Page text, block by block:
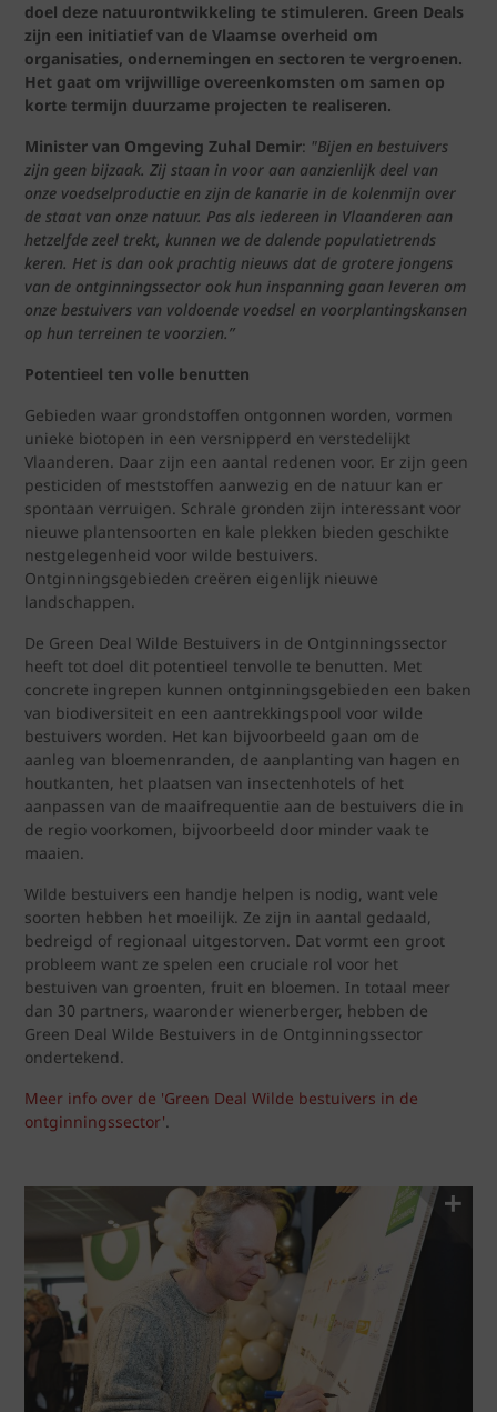
doel deze natuurontwikkeling te stimuleren. Green Deals
zijn een initiatief van de Vlaamse overheid om
organisaties, ondernemingen en sectoren te vergroenen.
Het gaat om vrijwillige overeenkomsten om samen op
korte termijn duurzame projecten te realiseren.
Minister van Omgeving Zuhal Demir: "Bijen en bestuivers
zijn geen bijzaak. Zij staan in voor aan aanzienlijk deel van
onze voedselproductie en zijn de kanarie in de kolenmijn over
de staat van onze natuur. Pas als iedereen in Vlaanderen aan
hetzelfde zeel trekt, kunnen we de dalende populatietrends
keren. Het is dan ook prachtig nieuws dat de grotere jongens
van de ontginningssector ook hun inspanning gaan leveren om
onze bestuivers van voldoende voedsel en voorplantingskansen
op hun terreinen te voorzien.”
Potentieel ten volle benutten
Gebieden waar grondstoffen ontgonnen worden, vormen
unieke biotopen in een versnipperd en verstedelijkt
Vlaanderen. Daar zijn een aantal redenen voor. Er zijn geen
pesticiden of meststoffen aanwezig en de natuur kan er
spontaan verruigen. Schrale gronden zijn interessant voor
nieuwe plantensoorten en kale plekken bieden geschikte
nestgelegenheid voor wilde bestuivers.
Ontginningsgebieden creëren eigenlijk nieuwe
landschappen.
De Green Deal Wilde Bestuivers in de Ontginningssector
heeft tot doel dit potentieel tenvolle te benutten. Met
concrete ingrepen kunnen ontginningsgebieden een baken
van biodiversiteit en een aantrekkingspool voor wilde
bestuivers worden. Het kan bijvoorbeeld gaan om de
aanleg van bloemenranden, de aanplanting van hagen en
houtkanten, het plaatsen van insectenhotels of het
aanpassen van de maaifrequentie aan de bestuivers die in
de regio voorkomen, bijvoorbeeld door minder vaak te
maaien.
Wilde bestuivers een handje helpen is nodig, want vele
soorten hebben het moeilijk. Ze zijn in aantal gedaald,
bedreigd of regionaal uitgestorven. Dat vormt een groot
probleem want ze spelen een cruciale rol voor het
bestuiven van groenten, fruit en bloemen. In totaal meer
dan 30 partners, waaronder wienerberger, hebben de
Green Deal Wilde Bestuivers in de Ontginningssector
ondertekend.
Meer info over de 'Green Deal Wilde bestuivers in de
ontginningssector'.